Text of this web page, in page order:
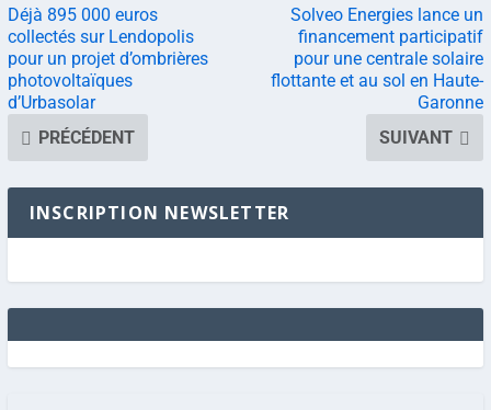
Déjà 895 000 euros
collectés sur Lendopolis
pour un projet d’ombrières
photovoltaïques
d’Urbasolar
PRÉCÉDENT
Solveo Energies lance un
financement participatif
pour une centrale solaire
flottante et au sol en Haute-
Garonne
SUIVANT
INSCRIPTION NEWSLETTER